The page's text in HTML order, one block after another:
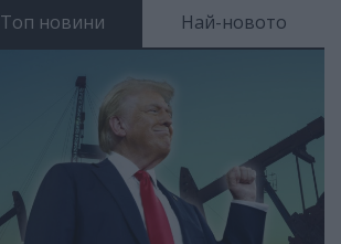
Топ новини Най-новото